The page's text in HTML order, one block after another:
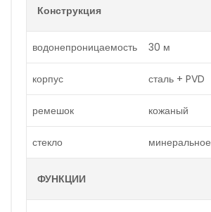
Конструкция
водонепроницаемость 30 м
корпус сталь + PVD
ремешок кожаный
стекло минеральное
ФУНКЦИИ